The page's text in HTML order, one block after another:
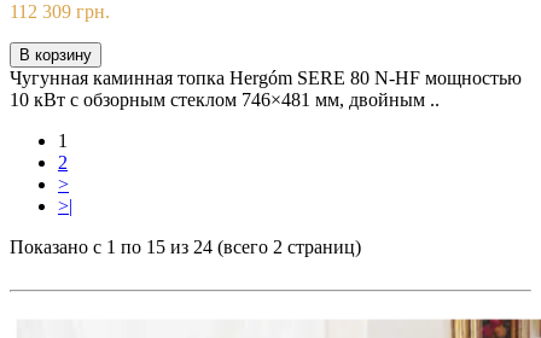
112 309 грн.
В корзину
Чугунная каминная топка Hergóm SERE 80 N-HF мощностью
10 кВт с обзорным стеклом 746×481 мм, двойным ..
1
2
>
>|
Показано с 1 по 15 из 24 (всего 2 страниц)